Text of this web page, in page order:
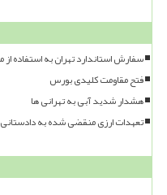
سفارش استاندارد تهران به استفاده از
فتح مقاومت کلیدی بورس
هشدار شدید آبی به تهرانی ها
تعهدات ارزی منقضی شده به